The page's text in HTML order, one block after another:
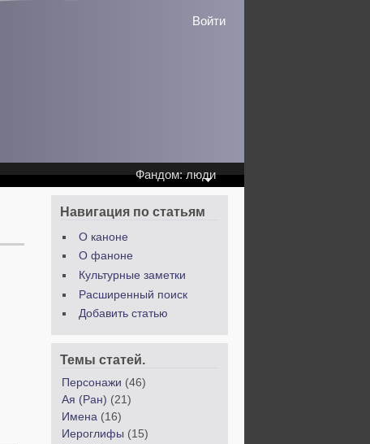
Войти
Фандом: люди
Навигация по статьям
О каноне
О фаноне
Культурные заметки
Расширенный поиск
Добавить статью
Темы статей.
Персонажи (46)
Ая (Ран) (21)
Имена (16)
Иероглифы (15)